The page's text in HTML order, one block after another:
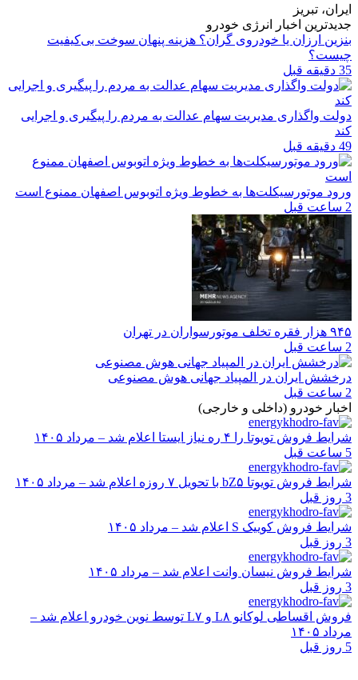
ایران، تبریز
جدیدترین اخبار انرژی خودرو
بنزین ارزان یا خودروی گران؟ هزینه پنهان سوخت بی‌کیفیت
چیست؟
35 دقیقه قبل
دولت واگذاری مدیریت سهام عدالت به مردم را پیگیری و اجرایی
کند
49 دقیقه قبل
ورود موتورسیکلت‌ها به خطوط ویژه اتوبوس اصفهان ممنوع است
2 ساعت قبل
۹۴۵ هزار فقره تخلف موتورسواران در تهران
2 ساعت قبل
درخشش ایران در المپیاد جهانی هوش مصنوعی
2 ساعت قبل
اخبار خودرو (داخلی و خارجی)
شرایط فروش تویوتا را ۴ ره نیاز ایستا اعلام شد – مرداد ۱۴۰۵
5 ساعت قبل
شرایط فروش تویوتا bZ۵ با تحویل ۷ روزه اعلام شد – مرداد ۱۴۰۵
3 روز قبل
شرایط فروش کوییک S اعلام شد – مرداد ۱۴۰۵
3 روز قبل
شرایط فروش نیسان وانت اعلام شد – مرداد ۱۴۰۵
3 روز قبل
فروش اقساطی لوکانو L۸ و L۷ توسط نوین خودرو اعلام شد –
مرداد ۱۴۰۵
5 روز قبل